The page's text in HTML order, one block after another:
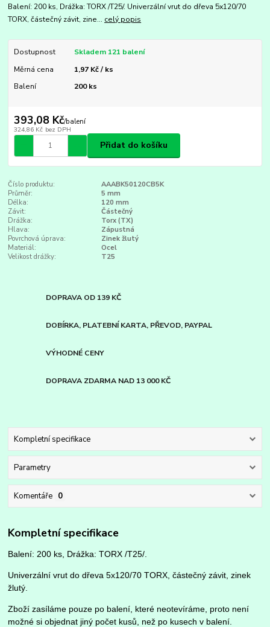
Balení: 200 ks, Drážka: TORX /T25/. Univerzální vrut do dřeva 5x120/70
TORX, částečný závit, zine... celý popis
Dostupnost
Skladem 121 balení
Měrná cena
1,97 Kč / ks
Balení
200 ks
393,08 Kč/balení
324,86 Kč bez DPH
Přidat do košíku
Číslo produktu:
AAABK50120CB5K
Průměr:
5 mm
Délka:
120 mm
Závit:
Částečný
Drážka:
Torx (TX)
Hlava:
Zápustná
Povrchová úprava:
Zinek žlutý
Materiál:
Ocel
Velikost drážky:
T25
DOPRAVA OD 139 KČ
DOBÍRKA, PLATEBNÍ KARTA, PŘEVOD, PAYPAL
VÝHODNÉ CENY
DOPRAVA ZDARMA NAD 13 000 KČ
Kompletní specifikace
Parametry
Komentáře 0
Kompletní specifikace
Balení: 200 ks, Drážka: TORX /T25/.
Univerzální vrut do dřeva 5x120/70 TORX, částečný závit, zinek
žlutý.
Zboží zasíláme pouze po balení, které neotevíráme, proto není
možné si objednat jiný počet kusů, než po kusech v balení.